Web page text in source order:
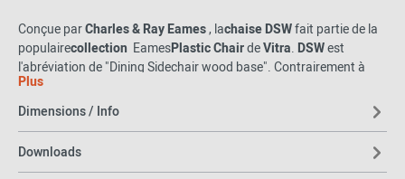
Conçue parCharles & Ray Eames, lachaiseDSWfait partie de la
populairecollection EamesPlastic ChairdeVitra. DSWest
l'abréviation de "Dining Sidechair wood base".Contrairement à
DSR et DAR, la
piètement en bois. Avec sa forme discrète et son piètement
les
plus populaires
Plus
Dimensions / Info
Downloads